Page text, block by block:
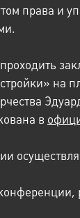
права и
на
в